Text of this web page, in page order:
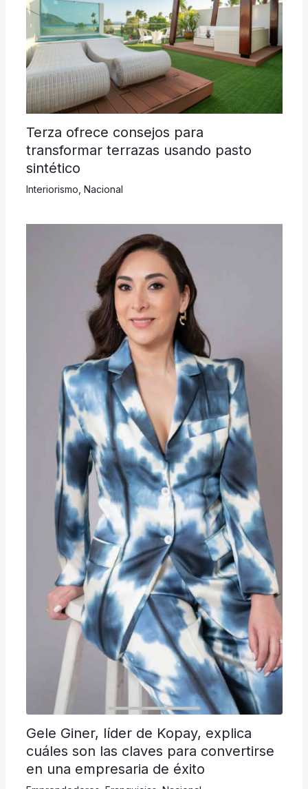
Terza ofrece consejos para
transformar terrazas usando pasto
sintético
Interiorismo Nacional
Gele Giner, líder de Kopay, explica
cuáles son las claves para convertirse
en una empresaria de éxito